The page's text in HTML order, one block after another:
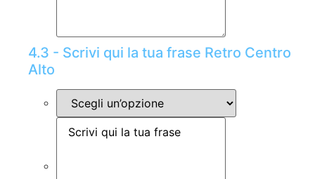
4.3 - Scrivi qui la tua frase Retro Centro
Alto